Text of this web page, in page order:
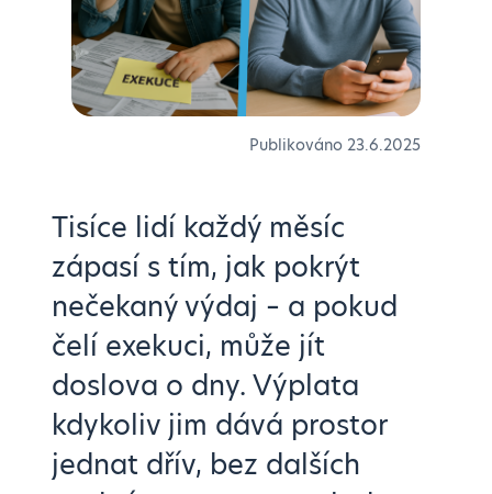
Publikováno 23.6.2025
Tisíce lidí každý měsíc
zápasí s tím, jak pokrýt
nečekaný výdaj – a pokud
čelí exekuci, může jít
doslova o dny. Výplata
kdykoliv jim dává prostor
jednat dřív, bez dalších